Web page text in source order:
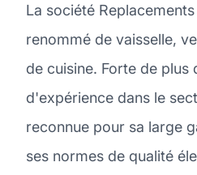
La société
renommé de vaisselle,
de cuisine. Forte de plus
d'expérience dans le
reconnue pour sa large
ses normes de qualité